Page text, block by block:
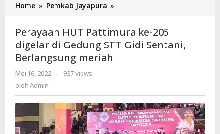
Home » Pemkab Jayapura »
HUT
Pattimura
ke-
205
Gidi
Sentani,
Berlangsung
meriah
Perayaan HUT Pattimura ke-205
digelar di Gedung STT Gidi Sentani,
Berlangsung meriah
Mei 16, 2022
oleh
-
937 views
oleh Admin -